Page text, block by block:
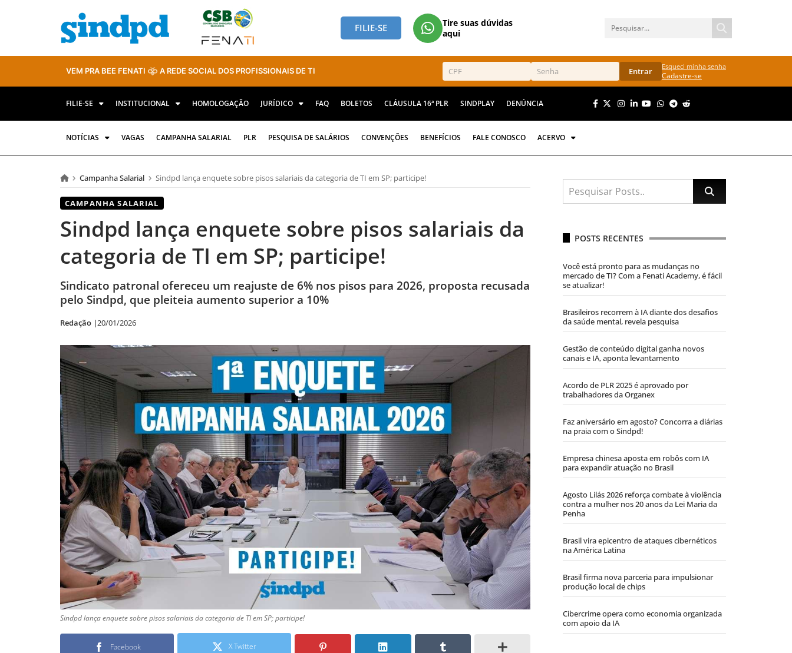
FILIE-SE
Tire suas dúvidas
aqui
VEM PRA BEE FENATI A REDE SOCIAL DOS PROFISSIONAIS DE TI Entrar Esqueci minha senha
Cadastre-se
FILIE-SE INSTITUCIONAL HOMOLOGAÇÃO JURÍDICO FAQ BOLETOS CLÁUSULA 16ª PLR SINDPLAY DENÚNCIA
NOTÍCIAS VAGAS CAMPANHA SALARIAL PLR PESQUISA DE SALÁRIOS CONVENÇÕES BENEFÍCIOS FALE CONOSCO ACERVO
Campanha Salarial Sindpd lança enquete sobre pisos salariais da categoria de TI em SP; participe!
CAMPANHA SALARIAL
Sindpd lança enquete sobre pisos salariais da
categoria de TI em SP; participe!
Sindicato patronal ofereceu um reajuste de 6% nos pisos para 2026, proposta recusada
pelo Sindpd, que pleiteia aumento superior a 10%
Redação |20/01/2026
Sindpd lança enquete sobre pisos salariais da categoria de TI em SP; participe!
Facebook X Twitter
POSTS RECENTES
Você está pronto para as mudanças no
mercado de TI? Com a Fenati Academy, é fácil
se atualizar!
Brasileiros recorrem à IA diante dos desafios
da saúde mental, revela pesquisa
Gestão de conteúdo digital ganha novos
canais e IA, aponta levantamento
Acordo de PLR 2025 é aprovado por
trabalhadores da Organex
Faz aniversário em agosto? Concorra a diárias
na praia com o Sindpd!
Empresa chinesa aposta em robôs com IA
para expandir atuação no Brasil
Agosto Lilás 2026 reforça combate à violência
contra a mulher nos 20 anos da Lei Maria da
Penha
Brasil vira epicentro de ataques cibernéticos
na América Latina
Brasil firma nova parceria para impulsionar
produção local de chips
Cibercrime opera como economia organizada
com apoio da IA